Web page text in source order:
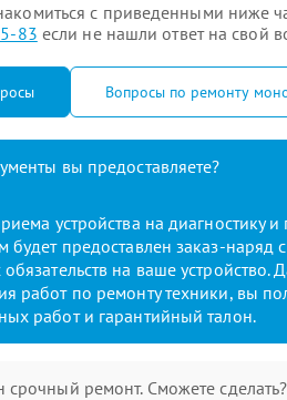
с приведенными ниже
83 если не нашли ответ на свой
Вопросы по ремонту
вы предоставляете?
устройства на диагностику
будет предоставлен заказ-наряд
на ваше устройство.
работ по ремонту техники, вы
работ и гарантийный талон.
ремонт. Сможете сделать?